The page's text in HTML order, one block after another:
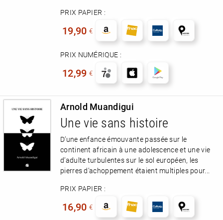
PRIX PAPIER :
19,90 €
PRIX NUMÉRIQUE :
12,99 €
Arnold Muandigui
Une vie sans histoire
D’une enfance émouvante passée sur le
continent africain à une adolescence et une vie
d’adulte turbulentes sur le sol européen, les
pierres d’achoppement étaient multiples pour...
PRIX PAPIER :
16,90 €